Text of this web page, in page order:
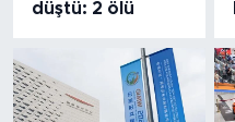
düştü: 2 ölü